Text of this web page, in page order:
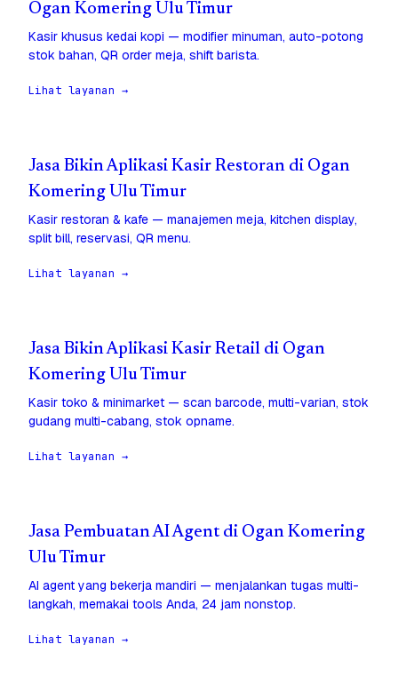
Ogan Komering Ulu Timur
Kasir khusus kedai kopi — modifier minuman, auto-potong
stok bahan, QR order meja, shift barista.
Lihat layanan →
Jasa Bikin Aplikasi Kasir Restoran di Ogan
Komering Ulu Timur
Kasir restoran & kafe — manajemen meja, kitchen display,
split bill, reservasi, QR menu.
Lihat layanan →
Jasa Bikin Aplikasi Kasir Retail di Ogan
Komering Ulu Timur
Kasir toko & minimarket — scan barcode, multi-varian, stok
gudang multi-cabang, stok opname.
Lihat layanan →
Jasa Pembuatan AI Agent di Ogan Komering
Ulu Timur
AI agent yang bekerja mandiri — menjalankan tugas multi-
langkah, memakai tools Anda, 24 jam nonstop.
Lihat layanan →